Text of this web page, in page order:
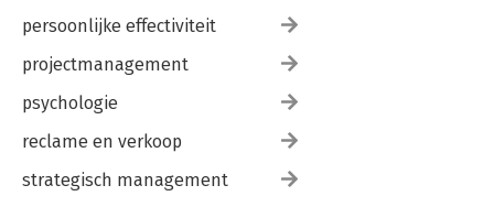
persoonlijke effectiviteit
projectmanagement
psychologie
reclame en verkoop
strategisch management